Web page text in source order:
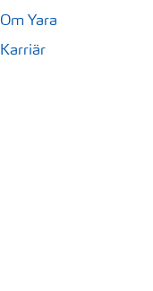
Om Yara
Karriär